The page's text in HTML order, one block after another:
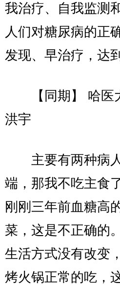
我治疗、自我监测
人们对糖尿病的正
发现、早治疗，达
【同期】 哈医
洪宇
主要有两种病人
端，那我不吃主食
刚刚三年前血糖高
菜，这是不正确的
生活方式没有改变
烤火锅正常的吃，